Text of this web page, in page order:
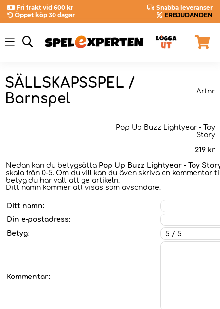
Fri frakt vid 600 kr
Snabba leveranser
Öppet köp 30 dagar
ERBJUDANDEN
SÄLLSKAPSSPEL /
Barnspel
Artnr.
Pop Up Buzz Lightyear - Toy
Story
219 kr
Nedan kan du betygsätta Pop Up Buzz Lightyear - Toy
skala från 0-5. Om du vill kan du även skriva en kommentar
betyg du har valt att ge artikeln.
Ditt namn kommer att visas som avsändare.
Ditt namn:
Din e-postadress:
Betyg:
Kommentar: